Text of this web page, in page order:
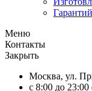
Меню
Контакты
Закрыть
Москва, ул.
с 8:00 до